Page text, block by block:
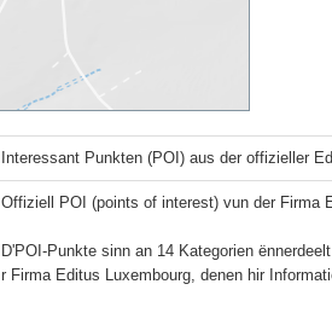
Interessant Punkten (POI) aus der offizieller
Offiziell POI (points of interest) vun der Firma
D'POI-Punkte sinn an 14 Kategorien
r Firma Editus Luxembourg, denen hir